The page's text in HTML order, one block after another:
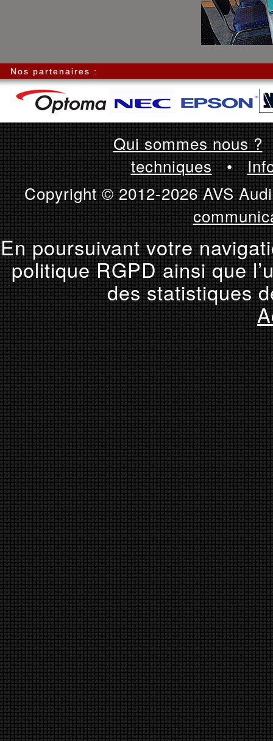
Nos partenaires :
Qui sommes nous ?
techniques•
Copyright © 2012-2026 AVS
En poursuivant votre
politique RGPD ainsi que
des statistiques